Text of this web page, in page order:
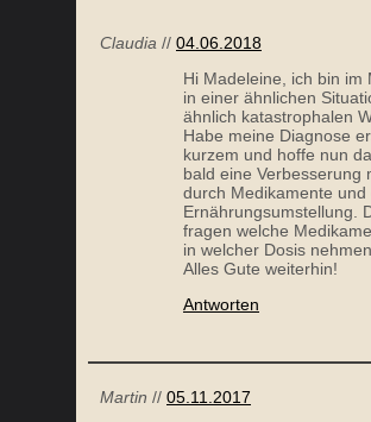
SCHILDDRÜSENUNTERFUNKTION
ERNÄHRUNG BEEINFLUSSE
Claudia // 04.06.2018
Hi Madeleine, ich bin im
in einer ähnlichen
ähnlich katastrophalen
Habe meine Diagnose
kurzem und hoffe nun
bald eine Verbesserung
durch Medikamente und
Ernährungsumstellung.
fragen welche
in welcher Dosis
Alles Gute weiterhin!
Antworten
Martin // 05.11.2017